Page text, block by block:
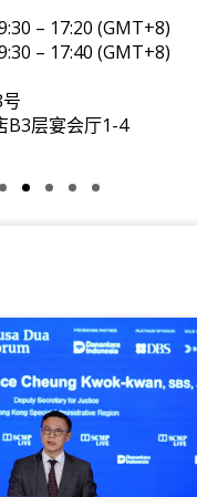
– 17:20 (GMT+8)
– 17:40 (GMT+8)
B3层宴会厅1-4